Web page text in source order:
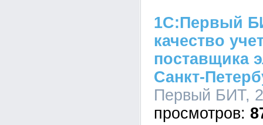
1С:Первый
качество
поставщика
Санкт-
Первый БИТ,